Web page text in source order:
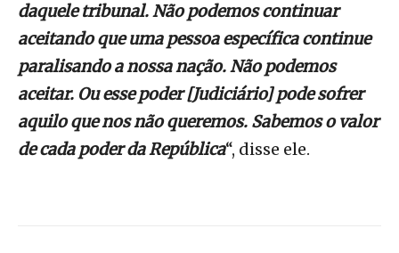
daquele tribunal. Não podemos continuar
aceitando que uma pessoa específica continue
paralisando a nossa nação. Não podemos
aceitar. Ou esse poder [Judiciário] pode sofrer
aquilo que nos não queremos. Sabemos o valor
de cada poder da República“, disse ele.